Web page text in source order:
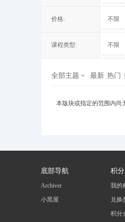
价格: 不限
课程类型: 不限
全部主题 最新 热门
本版块或指定的范围内尚
底部导航
Archiver
小黑屋
积
我的
兑换
积分